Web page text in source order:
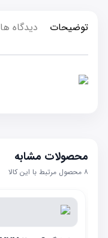
توضیحات دیدگاه ها
محصولات مشابه
۸ محصول مرتبط با این کالا